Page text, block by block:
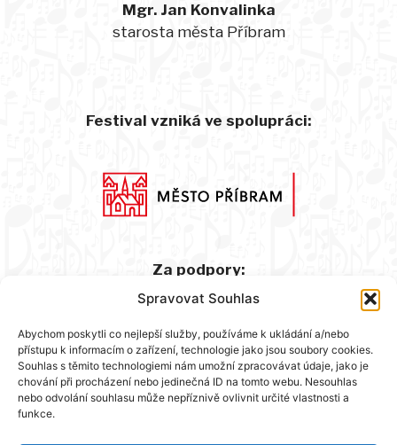
Spravovat Souhlas
Abychom poskytli co nejlepší služby, používáme k ukládání a/nebo
přístupu k informacím o zařízení, technologie jako jsou soubory cookies.
Souhlas s těmito technologiemi nám umožní zpracovávat údaje, jako je
chování při procházení nebo jedinečná ID na tomto webu. Nesouhlas
nebo odvolání souhlasu může nepříznivě ovlivnit určité vlastnosti a
funkce.
Mgr. Jan Konvalinka
starosta města Příbram
Festival vzniká ve spolupráci:
Za podpory: